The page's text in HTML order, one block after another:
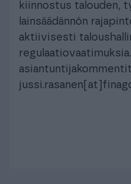
kiinnostus talouden,
lainsäädännön
aktiivisesti